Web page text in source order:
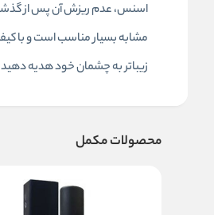
اسنس، عدم ریزش آن پس از
مشابه بسیار مناسب است و با
زیباتر به چشمان خود هدیه
محصولات مکمل